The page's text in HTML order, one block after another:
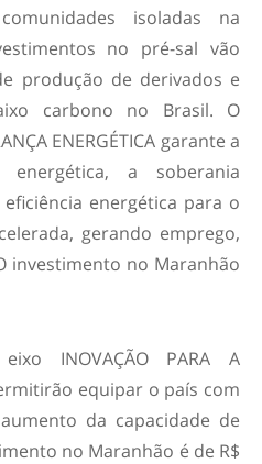
isoladas na
no pré-sal vão
produção de derivados e
carbono no Brasil. O
ENERGÉTICA garante a
a soberania
energética para o
gerando emprego,
investimento no Maranhão
INOVAÇÃO PARA A
equipar o país com
da capacidade de
no Maranhão é de R$